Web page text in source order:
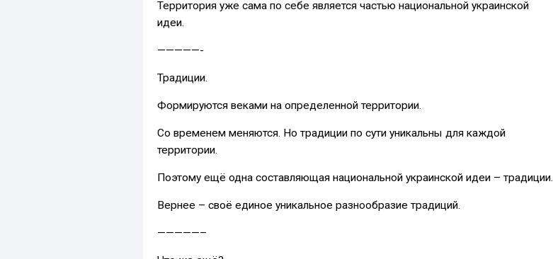
Территория уже сама по себе является частью национальной украинской
идеи.
—————-
Традиции.
Формируются веками на определенной территории.
Со временем меняются. Но традиции по сути уникальны для каждой
территории.
Поэтому ещё одна составляющая национальной украинской идеи – традиции.
Вернее – своё единое уникальное разнообразие традиций.
—————–